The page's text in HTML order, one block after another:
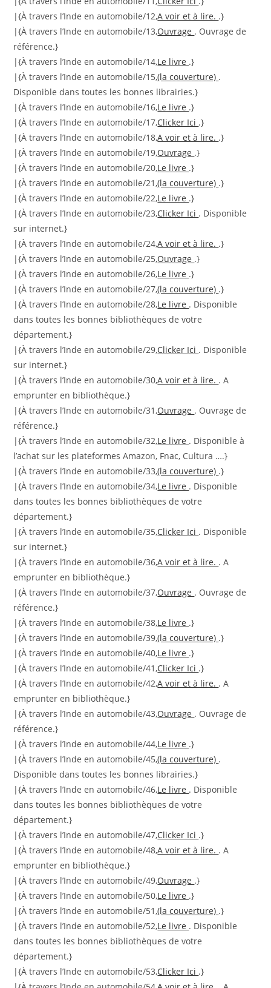
|{À travers l’Inde en automobile/12,A voir et à lire. .}
|{À travers l’Inde en automobile/13,Ouvrage . Ouvrage de
référence.}
|{À travers l’Inde en automobile/14,Le livre .}
|{À travers l’Inde en automobile/15,(la couverture) .
Disponible dans toutes les bonnes librairies.}
|{À travers l’Inde en automobile/16,Le livre .}
|{À travers l’Inde en automobile/17,Clicker Ici .}
|{À travers l’Inde en automobile/18,A voir et à lire. .}
|{À travers l’Inde en automobile/19,Ouvrage .}
|{À travers l’Inde en automobile/20,Le livre .}
|{À travers l’Inde en automobile/21,(la couverture) .}
|{À travers l’Inde en automobile/22,Le livre .}
|{À travers l’Inde en automobile/23,Clicker Ici . Disponible
sur internet.}
|{À travers l’Inde en automobile/24,A voir et à lire. .}
|{À travers l’Inde en automobile/25,Ouvrage .}
|{À travers l’Inde en automobile/26,Le livre .}
|{À travers l’Inde en automobile/27,(la couverture) .}
|{À travers l’Inde en automobile/28,Le livre . Disponible
dans toutes les bonnes bibliothèques de votre
département.}
|{À travers l’Inde en automobile/29,Clicker Ici . Disponible
sur internet.}
|{À travers l’Inde en automobile/30,A voir et à lire. . A
emprunter en bibliothèque.}
|{À travers l’Inde en automobile/31,Ouvrage . Ouvrage de
référence.}
|{À travers l’Inde en automobile/32,Le livre . Disponible à
l’achat sur les plateformes Amazon, Fnac, Cultura ….}
|{À travers l’Inde en automobile/33,(la couverture) .}
|{À travers l’Inde en automobile/34,Le livre . Disponible
dans toutes les bonnes bibliothèques de votre
département.}
|{À travers l’Inde en automobile/35,Clicker Ici . Disponible
sur internet.}
|{À travers l’Inde en automobile/36,A voir et à lire. . A
emprunter en bibliothèque.}
|{À travers l’Inde en automobile/37,Ouvrage . Ouvrage de
référence.}
|{À travers l’Inde en automobile/38,Le livre .}
|{À travers l’Inde en automobile/39,(la couverture) .}
|{À travers l’Inde en automobile/40,Le livre .}
|{À travers l’Inde en automobile/41,Clicker Ici .}
|{À travers l’Inde en automobile/42,A voir et à lire. . A
emprunter en bibliothèque.}
|{À travers l’Inde en automobile/43,Ouvrage . Ouvrage de
référence.}
|{À travers l’Inde en automobile/44,Le livre .}
|{À travers l’Inde en automobile/45,(la couverture) .
Disponible dans toutes les bonnes librairies.}
|{À travers l’Inde en automobile/46,Le livre . Disponible
dans toutes les bonnes bibliothèques de votre
département.}
|{À travers l’Inde en automobile/47,Clicker Ici .}
|{À travers l’Inde en automobile/48,A voir et à lire. . A
emprunter en bibliothèque.}
|{À travers l’Inde en automobile/49,Ouvrage .}
|{À travers l’Inde en automobile/50,Le livre .}
|{À travers l’Inde en automobile/51,(la couverture) .}
|{À travers l’Inde en automobile/52,Le livre . Disponible
dans toutes les bonnes bibliothèques de votre
département.}
|{À travers l’Inde en automobile/53,Clicker Ici .}